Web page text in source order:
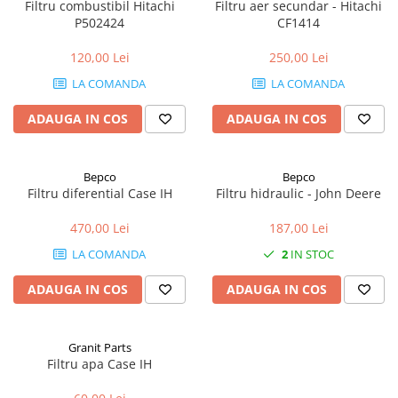
1.5.3. Garnituri
motor si accesorii
1.5.5. Pistoane & camasi piston
1.5.6. Răcire
1.5.8. Esapamente
1.5.9. Chiulasa si supape
1.6. Electrice
2.4.3. Prese de Balotat
2.4.4. Combine
2.4.5. Diverse
2.5. Zootehnie
2.5.2. Garduri electrice
2.5.4. Accesorii insilozare si
malaxoare furaje
de transport
3.9.1. Roti din cauciuc
Filtru combustibil Hitachi
P502424
120,00 Lei
LA COMANDA
ADAUGA IN COS
Filtru aer secundar - Hitachi
CF1414
250,00 Lei
LA COMANDA
ADAUGA IN COS
Bepco
Filtru diferential Case IH
470,00 Lei
LA COMANDA
ADAUGA IN COS
Bepco
Filtru hidraulic - John Deere
187,00 Lei
2 IN STOC
ADAUGA IN COS
Granit Parts
Filtru apa Case IH